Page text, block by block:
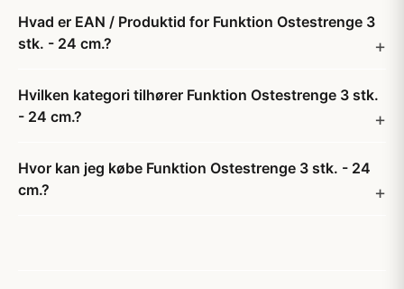
Hvad er EAN / Produktid for Funktion Ostestrenge 3
stk. - 24 cm.?
Hvilken kategori tilhører Funktion Ostestrenge 3 stk.
- 24 cm.?
Hvor kan jeg købe Funktion Ostestrenge 3 stk. - 24
cm.?